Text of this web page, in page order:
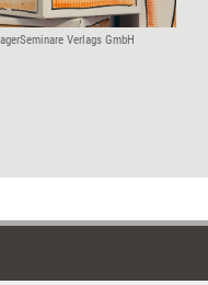
Verlags GmbH